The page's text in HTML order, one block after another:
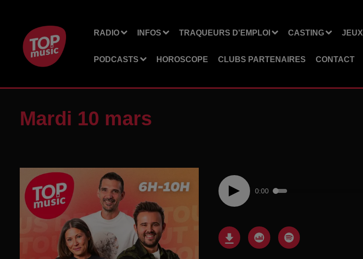
RADIO INFOS TRAQUEURS D'EMPLOI CASTING JEUX
PODCASTS HOROSCOPE CLUBS PARTENAIRES CONTACT
Mardi 10 mars
0:00